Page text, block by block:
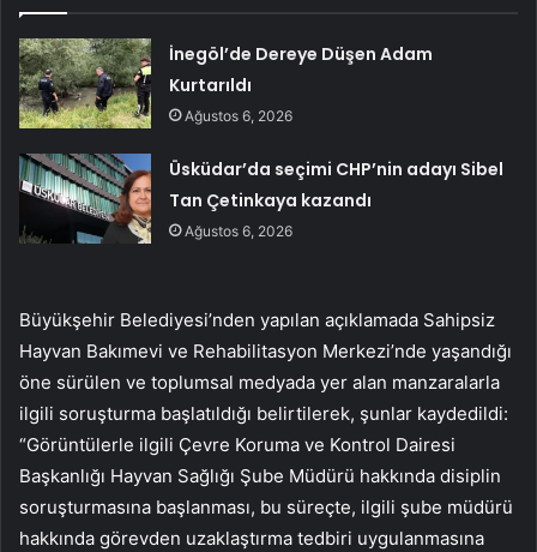
İnegöl’de Dereye Düşen Adam
Kurtarıldı
Ağustos 6, 2026
Üsküdar’da seçimi CHP’nin adayı Sibel
Tan Çetinkaya kazandı
Ağustos 6, 2026
Büyükşehir Belediyesi’nden yapılan açıklamada Sahipsiz
Hayvan Bakımevi ve Rehabilitasyon Merkezi’nde yaşandığı
öne sürülen ve toplumsal medyada yer alan manzaralarla
ilgili soruşturma başlatıldığı belirtilerek, şunlar kaydedildi:
“Görüntülerle ilgili Çevre Koruma ve Kontrol Dairesi
Başkanlığı Hayvan Sağlığı Şube Müdürü hakkında disiplin
soruşturmasına başlanması, bu süreçte, ilgili şube müdürü
hakkında görevden uzaklaştırma tedbiri uygulanmasına